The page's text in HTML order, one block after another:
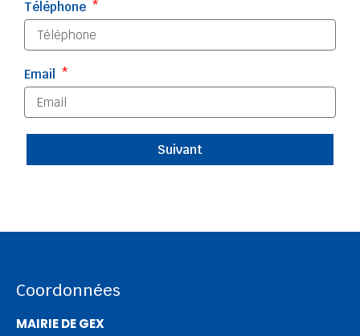
Téléphone
Email
Suivant
Coordonnées
MAIRIE DE GEX